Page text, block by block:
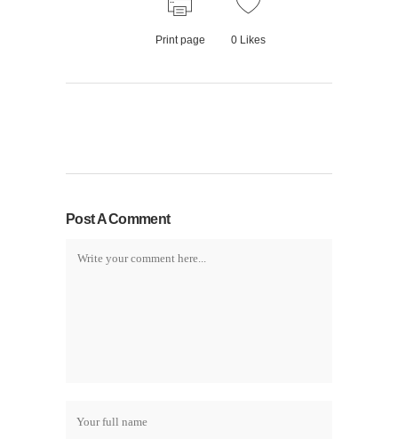
Print page 0Likes
Post A Comment